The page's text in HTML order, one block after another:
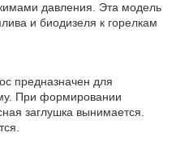
давления. Эта модель
и биодизеля к горелкам
предназначен для
При формировании
заглушка вынимается.